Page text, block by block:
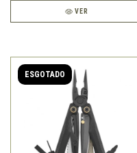
VER
ESGOTADO